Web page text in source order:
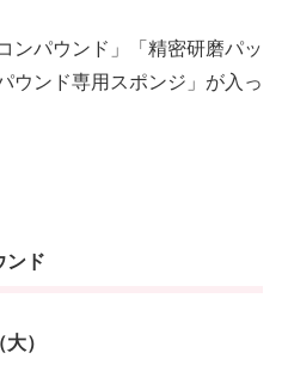
ンパウンド」「精密研磨パッ
ウンド専用スポンジ」が入っ
ンド
）